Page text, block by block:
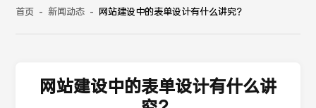
首页 - 新闻动态 - 网站建设中的表单设计有什么讲究？
网站建设中的表单设计有什么讲